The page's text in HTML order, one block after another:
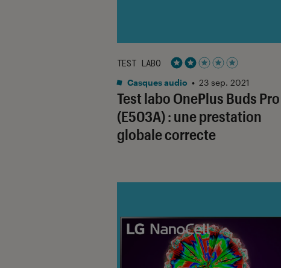
Test labo OnePlus Buds Pro
(E503A) : une prestation
globale correcte
TEST LABO
Noté 2 étoiles sur 5
Casques audio • 23 sep. 2021